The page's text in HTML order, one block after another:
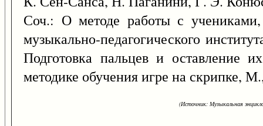
Соч.: О методе работы с
музыкально-педагогического
Подготовка пальцев и оставление
методике обучения игре на скрипке,
(Источник: Музыкальная